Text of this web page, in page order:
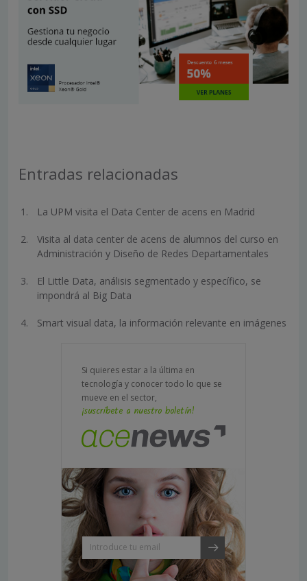
Entradas relacionadas
La UPM visita el Data Center de acens en Madrid
Visita al data center de acens de alumnos del curso en
Administración y Diseño de Redes Departamentales
El Little Data, análisis segmentado y específico, se
impondrá al Big Data
Smart visual data, la información relevante en imágenes
Si quieres estar a la última en
tecnología y conocer todo lo que se
mueve en el sector,
¡suscríbete a nuestro boletín!